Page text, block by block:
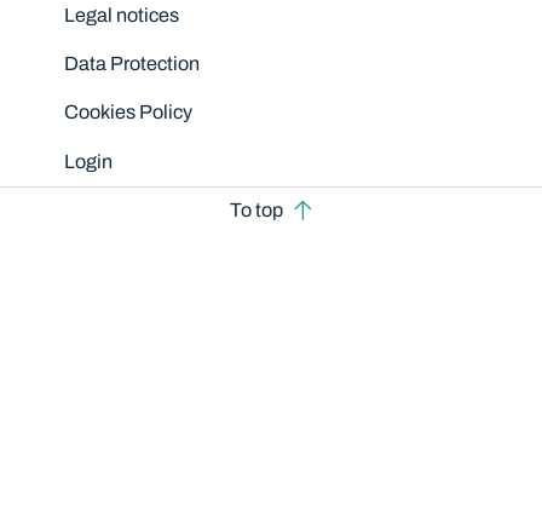
Legal notices
Data Protection
Cookies Policy
Login
To top